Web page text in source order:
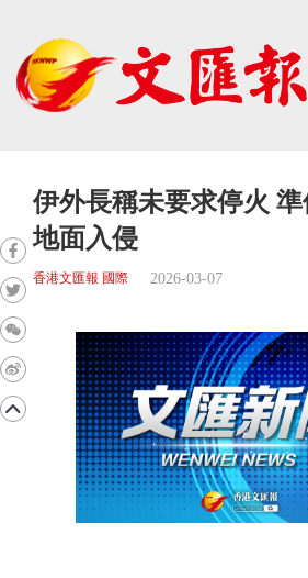
伊外長稱未要求停火
地面入侵
香港文匯報 國際 2026-03-07